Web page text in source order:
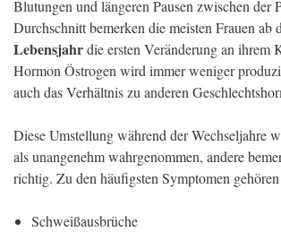
Blutungen und längeren Pausen zwischen der
Durchschnitt bemerken die meisten Frauen ab
Lebensjahrdie ersten Veränderung an ihrem
Hormon Östrogen wird immer weniger
auch das Verhältnis zu anderen
Diese Umstellung während der Wechseljahre
als unangenehm wahrgenommen, andere
richtig. Zu den häufigsten Symptomen
Schweißausbrüche